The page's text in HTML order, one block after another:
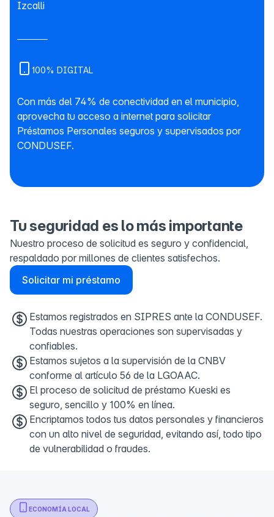
Izcalli
100% DIGITAL
Con más del 74% de conectividad en el municipio,
aprovecha tu acceso a internet para solicitar
Préstamos Personales seguros y supervisados por
CONDUSEF.
Tu seguridad es lo más importante
Nuestro proceso de solicitud es seguro y confidencial,
respaldado por millones de clientes satisfechos.
Solicitar mi préstamo
Estamos registrados en SIPRES ante la CONDUSEF.
Todas nuestras operaciones son supervisadas y
confiables.
Estamos sujetos a la supervisión de la CNBV
conforme al artículo 56 de la LGOAAC.
El proceso de solicitud de préstamo Kueski es
seguro, sencillo y 100% en línea.
Encriptamos todos tus datos personales y financieros
con un alto nivel de seguridad, evitando así, todo tipo
de vulnerabilidad o fraudes.
ECONOMÍA LOCAL